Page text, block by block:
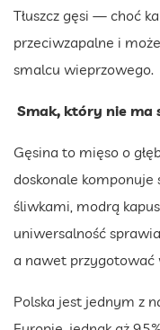
Tłuszcz gęsi — choć
przeciwzapalne i
smalcu wieprzowego.
Smak, który nie ma
Gęsina to mięso o
doskonale komponuje
śliwkami, modrą
uniwersalność
a nawet przygotować
Polska jest jednym z